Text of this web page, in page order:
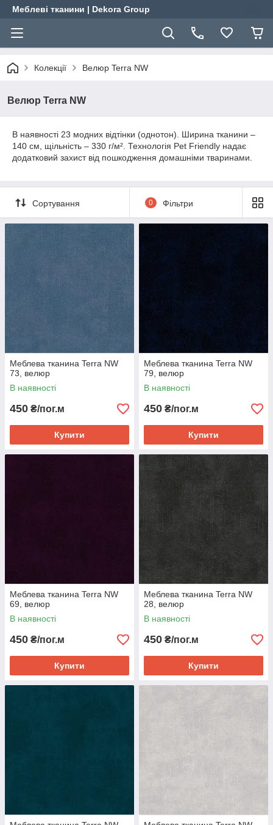
Меблеві тканини | Dekora Group
Колекції Велюр Terra NW
Велюр Terra NW
В наявності 23 модних відтінки (однотон). Ширина тканини –
140 см, щільність – 330 г/м². Технологія Pet Friendly надає
додатковий захист від пошкодження домашніми тваринами.
Сортування 0 Фільтри
Меблева тканина Terra NW
73, велюр
В наявності
450 ₴/пог.м
Купити
Меблева тканина Terra NW
79, велюр
В наявності
450 ₴/пог.м
Купити
Меблева тканина Terra NW
69, велюр
В наявності
450 ₴/пог.м
Купити
Меблева тканина Terra NW
28, велюр
В наявності
450 ₴/пог.м
Купити